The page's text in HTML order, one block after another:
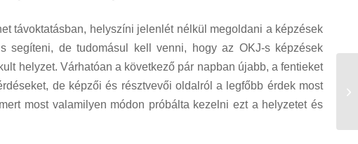
távoktatásban, helyszíni jelenlét nélkül megoldani a képzések
segíteni, de tudomásul kell venni, hogy az OKJ-s képzések
helyzet. Várhatóan a következő pár napban újabb, a fentieket
de képzői és résztvevői oldalról a legfőbb érdek most
most valamilyen módon próbálta kezelni ezt a helyzetet és